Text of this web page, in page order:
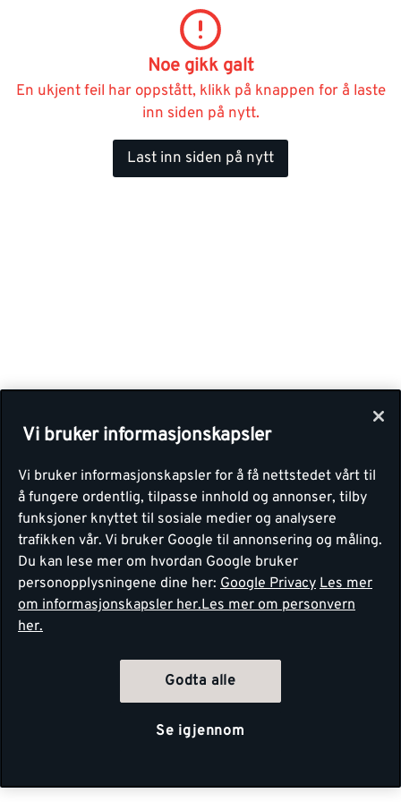
Noe gikk galt
En ukjent feil har oppstått, klikk på knappen for å laste
inn siden på nytt.
Last inn siden på nytt
Vi bruker informasjonskapsler
Vi bruker informasjonskapsler for å få nettstedet vårt til
å fungere ordentlig, tilpasse innhold og annonser, tilby
funksjoner knyttet til sosiale medier og analysere
trafikken vår. Vi bruker Google til annonsering og måling.
Du kan lese mer om hvordan Google bruker
personopplysningene dine her: Google Privacy Les mer
om informasjonskapsler her.Les mer om personvern
her.
Godta alle
Se igjennom